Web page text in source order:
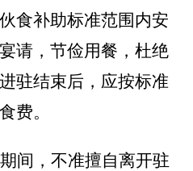
食补助标准范围内安
请，节俭用餐，杜绝
驻结束后，应按标准
费。
间，不准擅自离开驻